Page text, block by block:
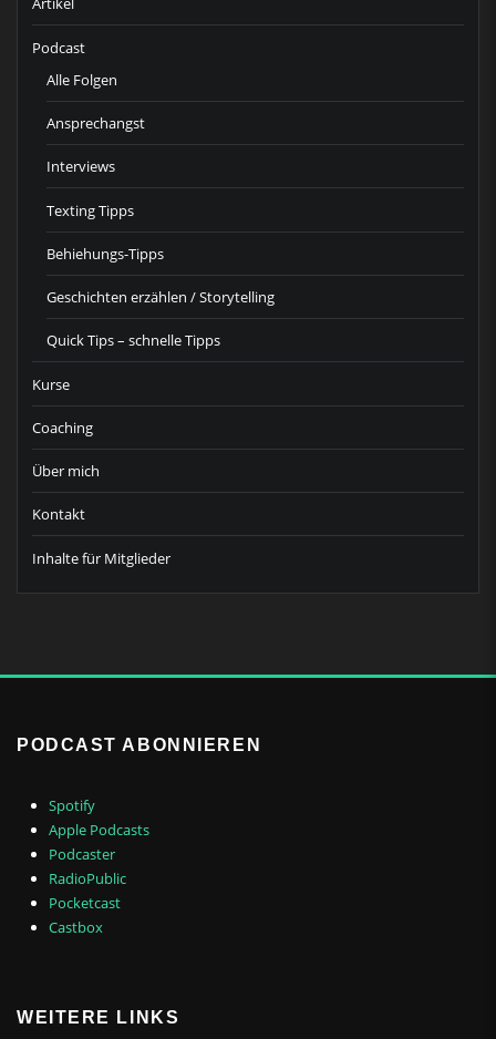
Podcast
Alle Folgen
Ansprechangst
Interviews
Texting Tipps
Behiehungs-Tipps
Geschichten erzählen / Storytelling
Quick Tips – schnelle Tipps
Kurse
Coaching
Über mich
Kontakt
Inhalte für Mitglieder
PODCAST ABONNIEREN
Spotify
Apple Podcasts
Podcaster
RadioPublic
Pocketcast
Castbox
WEITERE LINKS